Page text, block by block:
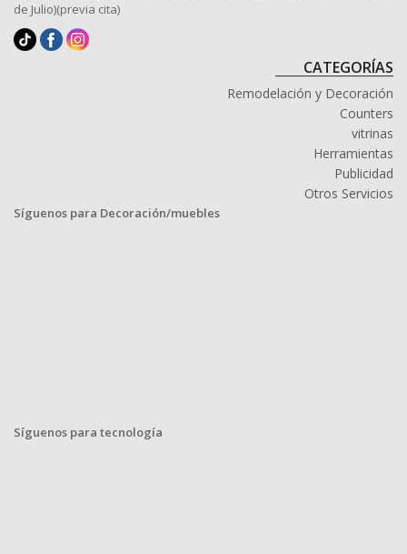
de Julio)(previa cita)
CATEGORÍAS
Remodelación y Decoración
Counters
vitrinas
Herramientas
Publicidad
Otros Servicios
Síguenos para Decoración/muebles
Síguenos para tecnología